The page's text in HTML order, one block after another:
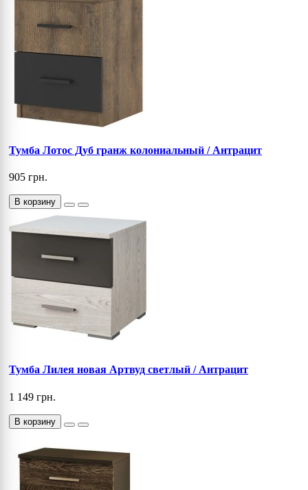
Тумба Лотос Дуб гранж колониальный / Антрацит
905 грн.
В корзину
Тумба Лилея новая Артвуд светлый / Антрацит
1 149 грн.
В корзину